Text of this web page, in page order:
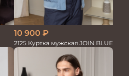
10 900 ₽
2125 Куртка мужская JOIN BLUE